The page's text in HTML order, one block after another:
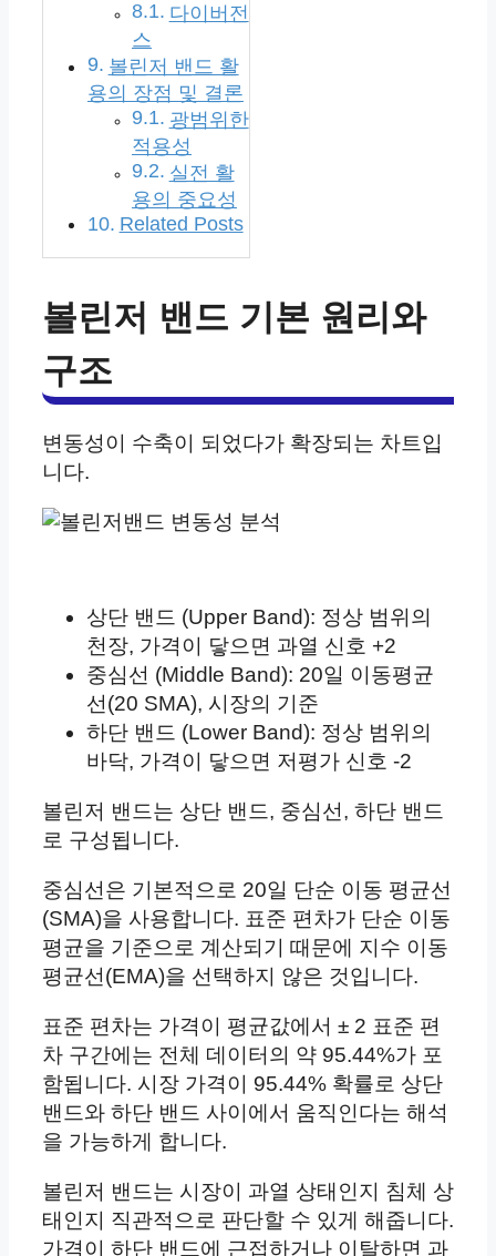
다이버전
스
볼린저 밴드 활
용의 장점 및 결론
광범위한
적용성
실전 활
용의 중요성
Related Posts
볼린저 밴드 기본 원리와
구조
변동성이 수축이 되었다가 확장되는 차트입
니다.
상단 밴드 (Upper Band): 정상 범위의
천장, 가격이 닿으면 과열 신호 +2
중심선 (Middle Band): 20일 이동평균
선(20 SMA), 시장의 기준
하단 밴드 (Lower Band): 정상 범위의
바닥, 가격이 닿으면 저평가 신호 -2
볼린저 밴드는 상단 밴드, 중심선, 하단 밴드
로 구성됩니다.
중심선은 기본적으로 20일 단순 이동 평균선
(SMA)을 사용합니다. 표준 편차가 단순 이동
평균을 기준으로 계산되기 때문에 지수 이동
평균선(EMA)을 선택하지 않은 것입니다.
표준 편차는 가격이 평균값에서 ± 2 표준 편
차 구간에는 전체 데이터의 약 95.44%가 포
함됩니다. 시장 가격이 95.44% 확률로 상단
밴드와 하단 밴드 사이에서 움직인다는 해석
을 가능하게 합니다.
볼린저 밴드는 시장이 과열 상태인지 침체 상
태인지 직관적으로 판단할 수 있게 해줍니다.
가격이 하단 밴드에 근접하거나 이탈하면 과